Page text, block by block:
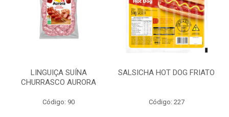
LINGUIÇA SUÍNA
CHURRASCO AURORA
Código: 90
SALSICHA HOT DOG FRIATO
Código: 227